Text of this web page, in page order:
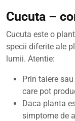
Cucuta –
Cucuta este o
specii diferite ale
lumii. Atentie:
Prin taiere
care pot
Daca planta
simptome de